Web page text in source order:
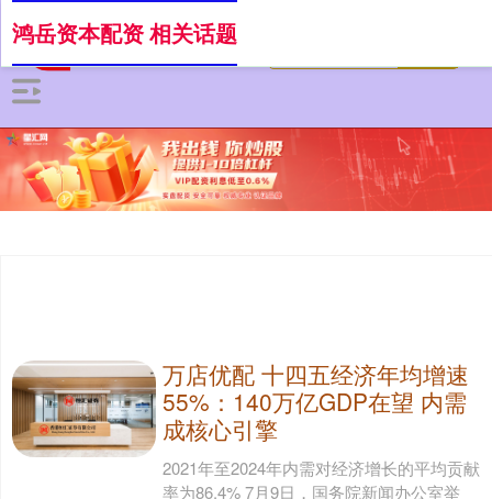
鸿岳资本配资 相关话题
万店优配 十四五经济年均增速
55%：140万亿GDP在望 内需
成核心引擎
2021年至2024年内需对经济增长的平均贡献
率为86.4% 7月9日，国务院新闻办公室举